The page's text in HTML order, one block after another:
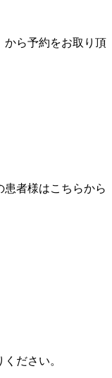
から予約をお取り頂
者様はこちらから
ださい。